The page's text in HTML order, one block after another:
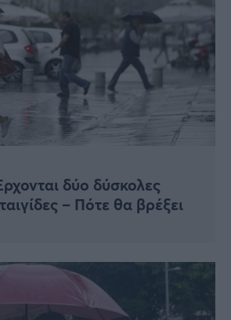
δύο δύσκολες
– Πότε θα βρέξει